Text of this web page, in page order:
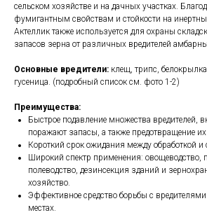
сельском хозяйстве и на дачных участках.
фумигантным свойствам и стойкости на
Актеллик также используется для охраны
запасов зерна от различных вредителей
Основные вредители: клещ, трипс,
гусеница. (подробный список см. фото 1-2)
Преимущества:
Быстрое подавление множества вредителей,
поражают запасы, а также предотвращение
Короткий срок ожидания между обработкой
Широкий спектр применения: овощеводство,
полеводство, дезинсекция зданий и
хозяйство.
Эффективное средство борьбы с
местах.